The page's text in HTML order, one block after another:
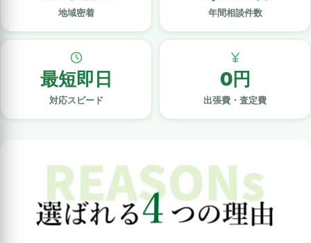
地域密着 年間相談件数
最短即日
対応スピード
0円
出張費・査定費